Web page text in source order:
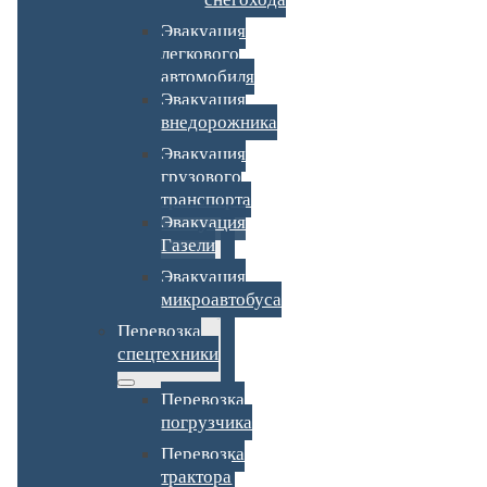
Эвакуация
легкового
автомобиля
Эвакуация
внедорожника
Эвакуация
грузового
транспорта
Эвакуация
Газели
Эвакуация
микроавтобуса
Перевозка
спецтехники
Перевозка
погрузчика
Перевозка
трактора